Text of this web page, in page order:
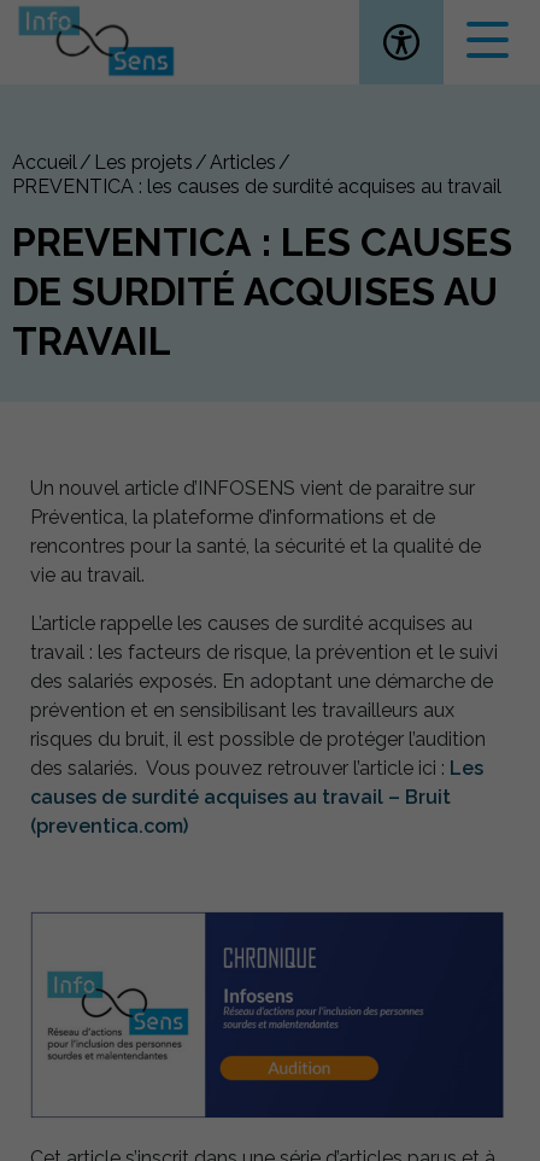
Ouvrir la
Accueil Les projets
Articles
PREVENTICA : les causes de surdité acquises au travail
PREVENTICA : LES CAUSES
DE SURDITÉ ACQUISES AU
TRAVAIL
Un nouvel article d’INFOSENS vient de paraitre sur
Préventica, la plateforme d’informations et de
rencontres pour la santé, la sécurité et la qualité de
vie au travail.
L’article rappelle les causes de surdité acquises au
travail : les facteurs de risque, la prévention et le suivi
des salariés exposés. En adoptant une démarche de
prévention et en sensibilisant les travailleurs aux
risques du bruit, il est possible de protéger l’audition
des salariés. Vous pouvez retrouver l’article ici : Les
causes de surdité acquises au travail – Bruit
(preventica.com)